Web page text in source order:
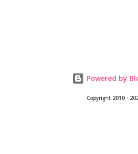
alla figura, reale, di sua zia Marion
una ricca ed eccentrica signora
Powered by
Copyright 2010 -